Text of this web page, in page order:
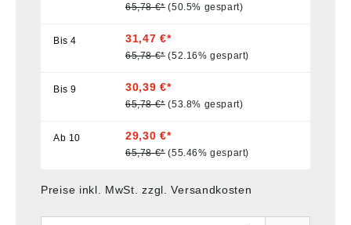
65,78 €* (50.5% gespart)
Bis4 31,47 €*
65,78 €* (52.16% gespart)
Bis9 30,39 €*
65,78 €* (53.8% gespart)
Ab 10 29,30 €*
65,78 €* (55.46% gespart)
Preise inkl. MwSt. zzgl. Versandkosten